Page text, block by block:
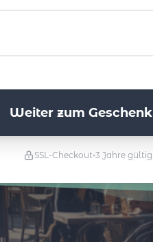
Weiter zum Geschenk
SSL-Checkout 3 Jahre gültig